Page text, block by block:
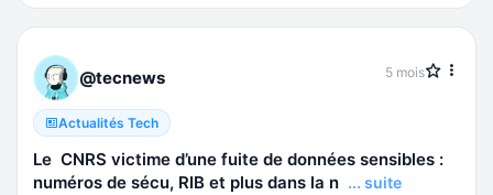
@tecnews 5 mois
Actualités Tech
Le CNRS victime d’une fuite de données sensibles :
numéros de sécu, RIB et plus dans la n ... suite